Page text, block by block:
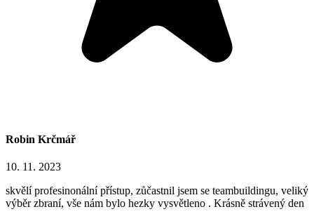
Robin Krčmář
10. 11. 2023
skvělí profesinonální přístup, zůčastnil jsem se teambuildingu, veliký
výběr zbraní, vše nám bylo hezky vysvětleno . Krásně strávený den